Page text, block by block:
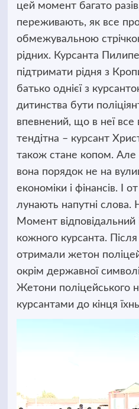
цей момент багато
переживають, як все
обмежувальною
рідних. Курсанта
підтримати рідня з
батько однієї з
дитинства бути
впевнений, що в неї все
тендітна – курсант
також стане копом. Але
вона порядок не на
економіки і фінансів. І
лунають напутні слова.
Момент відповідальний
кожного курсанта.
отримали жетон
окрім державної
Жетони поліцейського
курсантами до кінця